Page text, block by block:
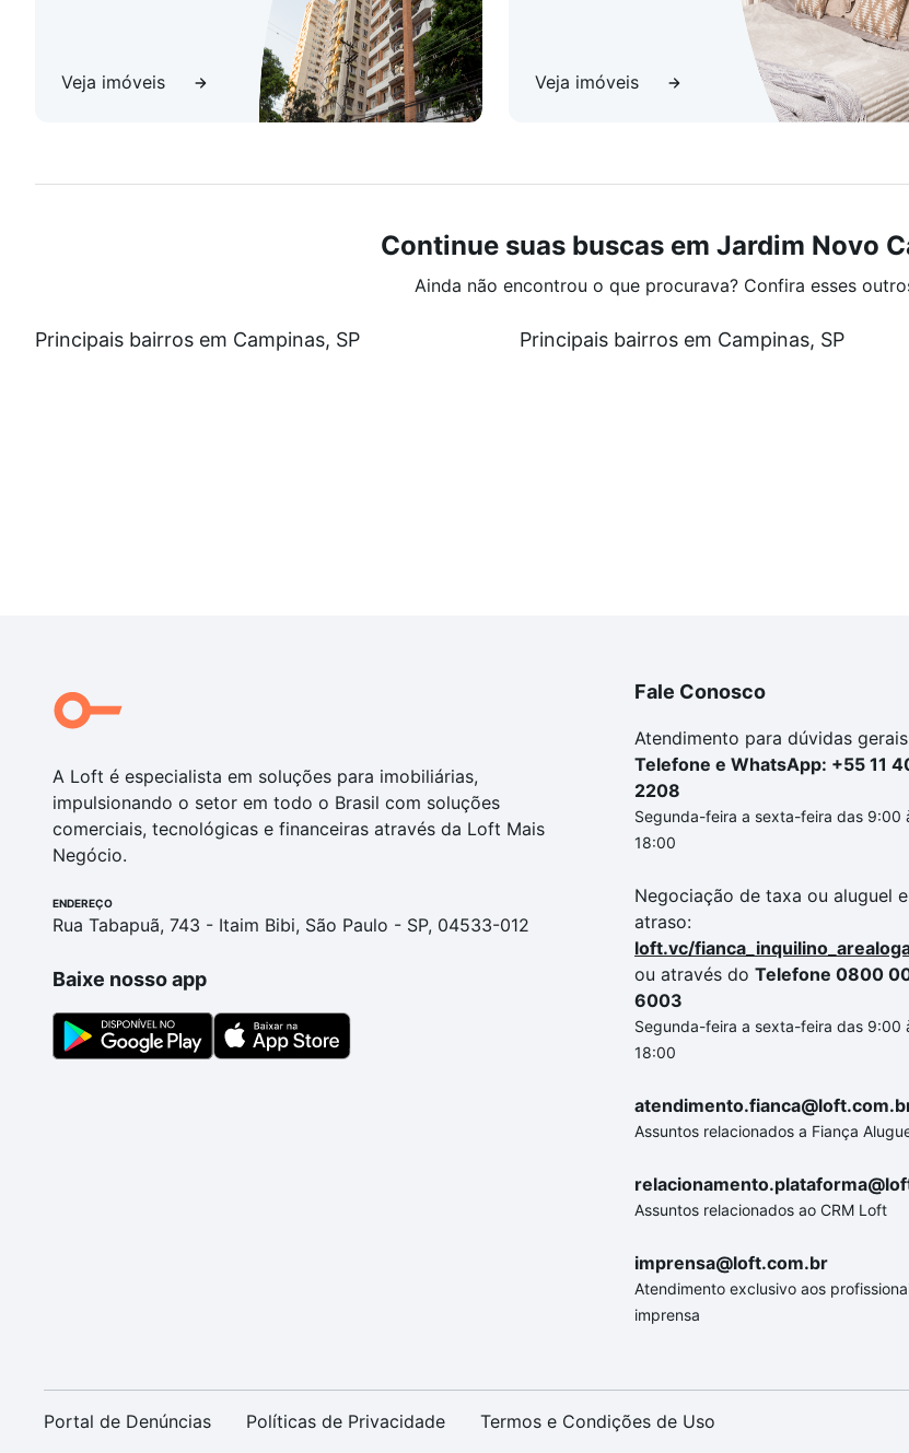
Veja imóveis Veja imóveis
Continue suas buscas em Jardim Novo
Ainda não encontrou o que procurava? Confira esses
Principais bairros em Campinas, SP Principais bairros em Campinas, SP
A Loft é especialista em soluções para imobiliárias,
impulsionando o setor em todo o Brasil com soluções
comerciais, tecnológicas e financeiras através da Loft Mais
Negócio.
ENDEREÇO
Rua Tabapuã, 743 - Itaim Bibi, São Paulo - SP, 04533-012
Baixe nosso app
Fale Conosco
Atendimento para dúvidas
Telefone e WhatsApp: +55 11
2208
Segunda-feira a sexta-feira das 9:00
18:00
Negociação de taxa ou aluguel
atraso:
loft.vc/
ou através do Telefone 0800
6003
Segunda-feira a sexta-feira das 9:00
18:00
Assuntos relacionados a Fiança
Assuntos relacionados ao CRM Loft
imprensa@loft.com.br
Atendimento exclusivo aos
imprensa
Portal de Denúncias Políticas de Privacidade Termos e Condições de Uso